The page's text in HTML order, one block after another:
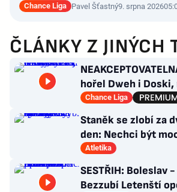
Chance Liga Pavel Šťastný9. srpna 2026
ČLÁNKY Z JINÝCH
hořel Dweh i
Ustojí to Hyský?
Chance Liga
Staněk se zlobí za
den: Nechci být
nám styčný důstojník
Atletika
SESTŘIH: Boleslav
Bezzubí Letenští